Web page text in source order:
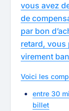
vous avez
de
par bon
retard, vous
virement
Voici les
entre 30
billet